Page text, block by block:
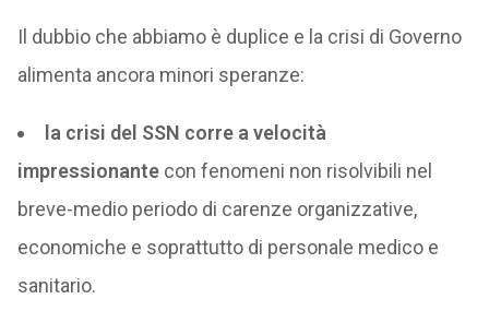
Il dubbio che abbiamo è duplice e la crisi di Governo
alimenta ancora minori speranze:
la crisi del SSN corre a velocità
impressionantecon fenomeni non risolvibili nel
breve-medio periodo di carenze organizzative,
economiche e soprattutto di personale medico e
sanitario.